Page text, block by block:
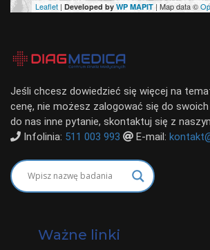
Leaflet | Developed by WP MAPIT | Map data ©
Jeśli chcesz dowiedzieć się więcej na
cenę, nie możesz zalogować się do
do nas inne pytanie, skontaktuj się z
Infolinia: 511 003 993 E-mail:
Ważne linki